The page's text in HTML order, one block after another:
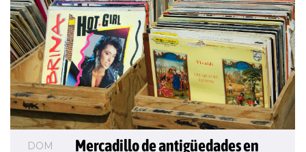
DOM
Mercadillo de antigüedades en